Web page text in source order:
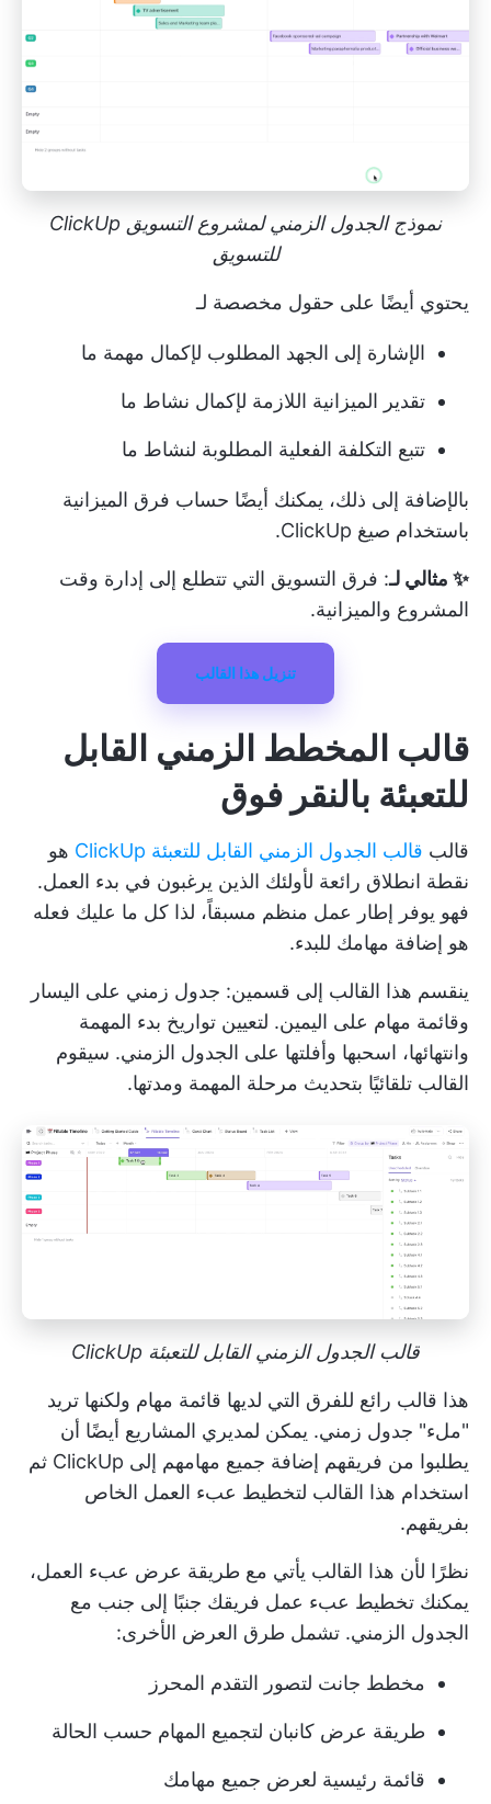
نموذج الجدول الزمني لمشروع التسويق ClickUp
للتسويق
يحتوي أيضًا على حقول مخصصة لـ
الإشارة إلى الجهد المطلوب لإكمال مهمة ما
تقدير الميزانية اللازمة لإكمال نشاط ما
تتبع التكلفة الفعلية المطلوبة لنشاط ما
بالإضافة إلى ذلك، يمكنك أيضًا حساب فرق الميزانية
باستخدام صيغ ClickUp.
✨ مثالي لـ: فرق التسويق التي تتطلع إلى إدارة وقت
المشروع والميزانية.
تنزيل هذا القالب
قالب المخطط الزمني القابل
للتعبئة بالنقر فوق
قالب قالب الجدول الزمني القابل للتعبئة ClickUp
هو
نقطة انطلاق رائعة لأولئك الذين يرغبون في بدء العمل.
فهو يوفر إطار عمل منظم مسبقاً، لذا كل ما عليك فعله
هو إضافة مهامك للبدء.
ينقسم هذا القالب إلى قسمين: جدول زمني على اليسار
وقائمة مهام على اليمين. لتعيين تواريخ بدء المهمة
وانتهائها، اسحبها وأفلتها على الجدول الزمني. سيقوم
القالب تلقائيًا بتحديث مرحلة المهمة ومدتها.
قالب الجدول الزمني القابل للتعبئة ClickUp
هذا قالب رائع للفرق التي لديها قائمة مهام ولكنها تريد
"ملء" جدول زمني. يمكن لمديري المشاريع أيضًا أن
يطلبوا من فريقهم إضافة جميع مهامهم إلى ClickUp ثم
استخدام هذا القالب لتخطيط عبء العمل الخاص
بفريقهم.
نظرًا لأن هذا القالب يأتي مع طريقة عرض عبء العمل،
يمكنك تخطيط عبء عمل فريقك جنبًا إلى جنب مع
الجدول الزمني. تشمل طرق العرض الأخرى:
مخطط جانت لتصور التقدم المحرز
طريقة عرض كانبان لتجميع المهام حسب الحالة
قائمة رئيسية لعرض جميع مهامك